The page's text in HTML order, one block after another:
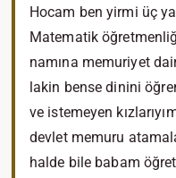
Hocam ben yirmi üç
Matematik
namına memuriyet
lakin bense dinini
ve istemeyen
devlet memuru
halde bile babam